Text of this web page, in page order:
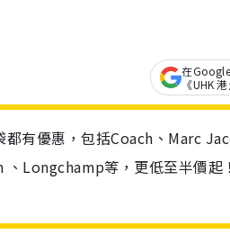
在
《UHK
有優惠，包括Coach、Marc
Longchamp等，更低至半價起